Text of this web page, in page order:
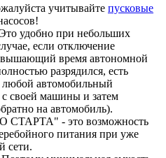
учитывайте пусковые
удобно при небольших
если отключение
время автономной
разрядился, есть
любой автомобильный
своей машины и затем
на автомобиль).
- это возможность
питания при уже
сети.